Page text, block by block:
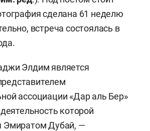
сделана 61 неделю
встреча состоялась в
Элдим является
ассоциации «Дар аль Бер»
которой
Эмиратом Дубай, —